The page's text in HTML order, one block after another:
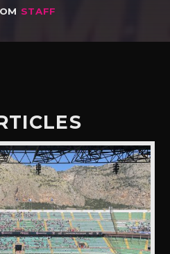
STAFF